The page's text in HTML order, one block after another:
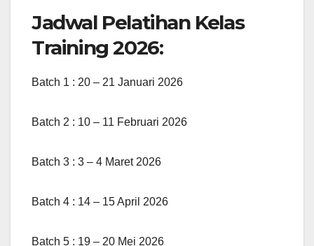
Jadwal Pelatihan Kelas
Training 2026:
Batch 1 : 20 – 21 Januari 2026
Batch 2 : 10 – 11 Februari 2026
Batch 3 : 3 – 4 Maret 2026
Batch 4 : 14 – 15 April 2026
Batch 5 : 19 – 20 Mei 2026